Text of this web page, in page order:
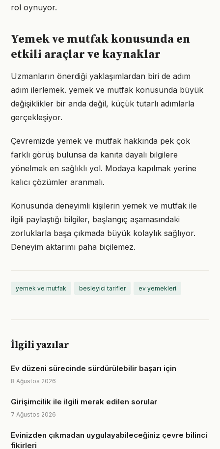
rol oynuyor.
Yemek ve mutfak konusunda en
etkili araçlar ve kaynaklar
Uzmanların önerdiği yaklaşımlardan biri de adım
adım ilerlemek. yemek ve mutfak konusunda büyük
değişiklikler bir anda değil, küçük tutarlı adımlarla
gerçekleşiyor.
Çevremizde yemek ve mutfak hakkında pek çok
farklı görüş bulunsa da kanıta dayalı bilgilere
yönelmek en sağlıklı yol. Modaya kapılmak yerine
kalıcı çözümler aranmalı.
Konusunda deneyimli kişilerin yemek ve mutfak ile
ilgili paylaştığı bilgiler, başlangıç aşamasındaki
zorluklarla başa çıkmada büyük kolaylık sağlıyor.
Deneyim aktarımı paha biçilemez.
yemek ve mutfak besleyici tarifler ev yemekleri
İlgili yazılar
Ev düzeni sürecinde sürdürülebilir başarı için
8 Ağustos 2026
Girişimcilik ile ilgili merak edilen sorular
7 Ağustos 2026
Evinizden çıkmadan uygulayabileceğiniz çevre bilinci
fikirleri